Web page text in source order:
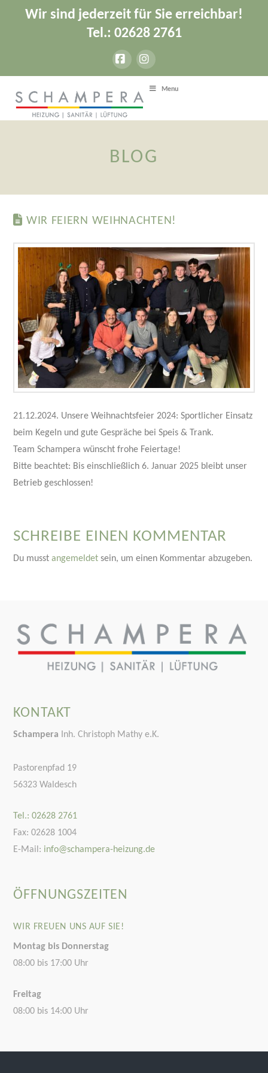
Wir sind jederzeit für Sie erreichbar!
Tel.: 02628 2761
FacebookInstagram
Menu
BLOG
WIR FEIERN WEIHNACHTEN!
21.12.2024. Unsere Weihnachtsfeier 2024: Sportlicher Einsatz
beim Kegeln und gute Gespräche bei Speis & Trank.
Team Schampera wünscht frohe Feiertage!
Bitte beachtet: Bis einschließlich 6. Januar 2025 bleibt unser
Betrieb geschlossen!
SCHREIBE EINEN KOMMENTAR
Du musstangemeldet sein, um einen Kommentar abzugeben.
KONTAKT
Schampera Inh. Christoph Mathy e.K.
Pastorenpfad 19
56323 Waldesch
Tel.: 02628 2761
Fax: 02628 1004
E-Mail: info@schampera-heizung.de
ÖFFNUNGSZEITEN
WIR FREUEN UNS AUF SIE!
Montag bis Donnerstag
08:00 bis 17:00 Uhr
Freitag
08:00 bis 14:00 Uhr